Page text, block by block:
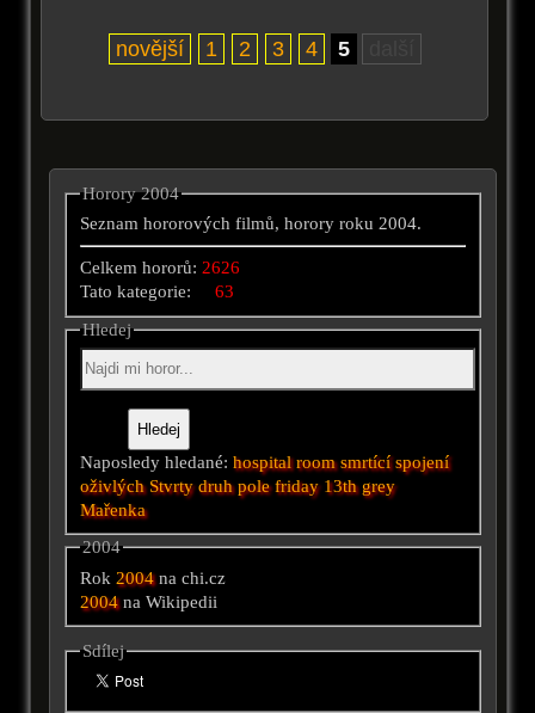
novější 1 2 3 4 5
Horory 2004
Seznam hororových filmů, horory roku 2004.
Celkem hororů:2626
Tato kategorie:63
Hledej
Naposledy hledané:hospital room smrtící spojení
oživlých Stvrty druh pole friday 13th grey
Mařenka
2004
Rok 2004na chi.cz
2004na Wikipedii
Sdílej